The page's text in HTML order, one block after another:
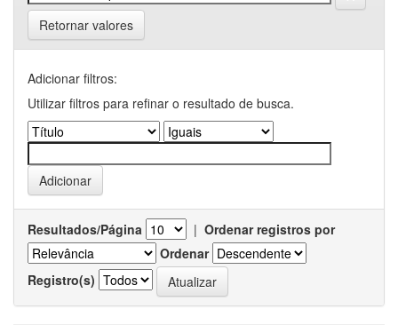
Retornar valores
Adicionar filtros:
Utilizar filtros para refinar o resultado de busca.
Resultados/Página | Ordenar registros por
Ordenar
Registro(s)